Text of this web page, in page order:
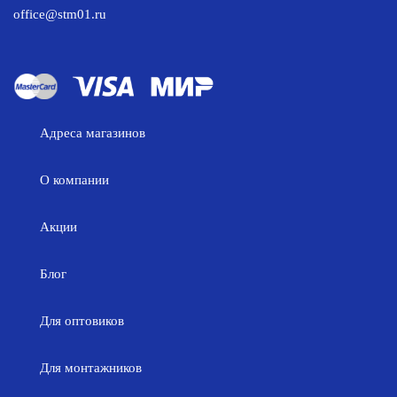
office@stm01.ru
Адреса магазинов
О компании
Акции
Блог
Для оптовиков
Для монтажников